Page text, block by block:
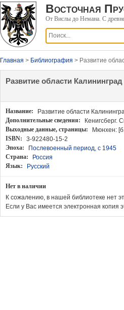
Восточная
От Вислы до Немана. С
Главная > Библиография > Развитие
Развитие области Калининград
Название:
Развитие области
Дополнительные сведения:
Кенигсберг.
Выходные данные, страницы:
Мюнхен:
ISBN:
3-922480-15-2
Эпоха:
Послевоенный период, с 1945
Страна:
Россия
Язык:
Русский
Нет в наличии
К сожалению, в нашей библиотеке нет
Если у Вас имеется электронная копия